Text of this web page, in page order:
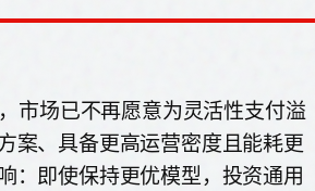
市场已不再愿意为灵活性支付溢
案、具备更高运营密度且能耗更
：即使保持更优模型，投资通用